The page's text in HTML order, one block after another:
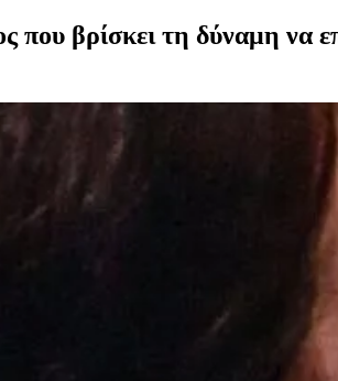
βρίσκει τη δύναμη να